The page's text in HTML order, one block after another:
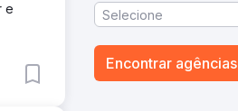
e
Selecione
Encontrar agências